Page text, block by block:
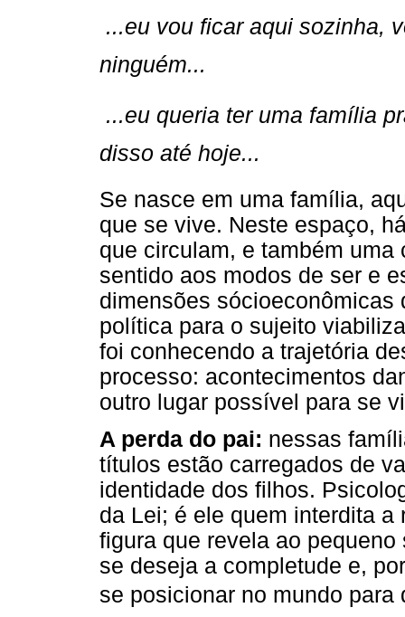
...eu vou ficar aqui sozinha,
ninguém...
 ...eu queria ter uma família
disso até hoje...
Se nasce em uma família,
que se vive. Neste espaço,
que circulam, e também
sentido aos modos de ser e
dimensões
política para o sujeito
foi conhecendo a trajetória
processo: acontecimentos
outro lugar possível para se
A perda do pai: nessas
títulos estão carregados de
identidade dos filhos.
da Lei; é ele quem interdita
figura que revela ao
se deseja a completude e,
se posicionar no mundo para